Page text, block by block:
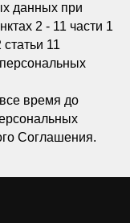
данных при
2 - 11 части 1
статьи 11
время до
Соглашения.